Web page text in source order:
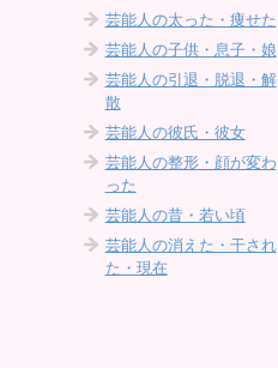
芸能人の太った・痩せた
芸能人の子供・息子・娘
芸能人の引退・脱退・解
散
芸能人の彼氏・彼女
芸能人の整形・顔が変わ
った
芸能人の昔・若い頃
芸能人の消えた・干され
た・現在